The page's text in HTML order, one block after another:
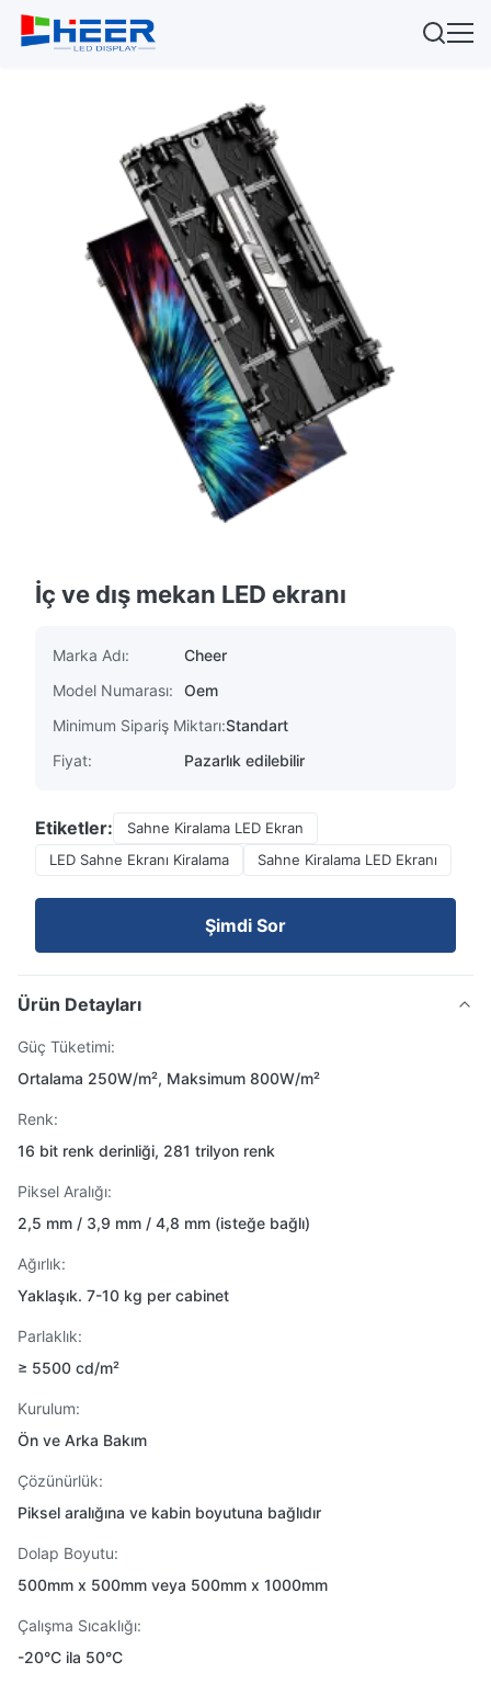
İç ve dış mekan LED ekranı
Marka Adı:
Cheer
Model Numarası:
Oem
Minimum Sipariş Miktarı:Standart
Fiyat:
Pazarlık edilebilir
Etiketler:
Sahne Kiralama LED Ekran
LED Sahne Ekranı Kiralama
Sahne Kiralama LED Ekranı
Şimdi Sor
Ürün Detayları
Güç Tüketimi:
Ortalama 250W/m², Maksimum 800W/m²
Renk:
16 bit renk derinliği, 281 trilyon renk
Piksel Aralığı:
2,5 mm / 3,9 mm / 4,8 mm (isteğe bağlı)
Ağırlık:
Yaklaşık. 7-10 kg per cabinet
Parlaklık:
≥ 5500 cd/m²
Kurulum:
Ön ve Arka Bakım
Çözünürlük:
Piksel aralığına ve kabin boyutuna bağlıdır
Dolap Boyutu:
500mm x 500mm veya 500mm x 1000mm
Çalışma Sıcaklığı:
-20°C ila 50°C